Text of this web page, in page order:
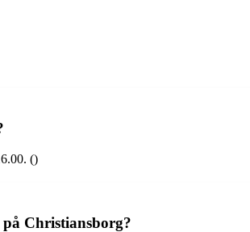
()
Christiansborg?